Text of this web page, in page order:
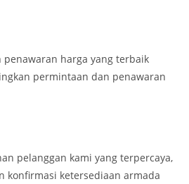
penawaran harga yang terbaik
permintaan dan penawaran
pelanggan kami yang terpercaya,
konfirmasi ketersediaan armada